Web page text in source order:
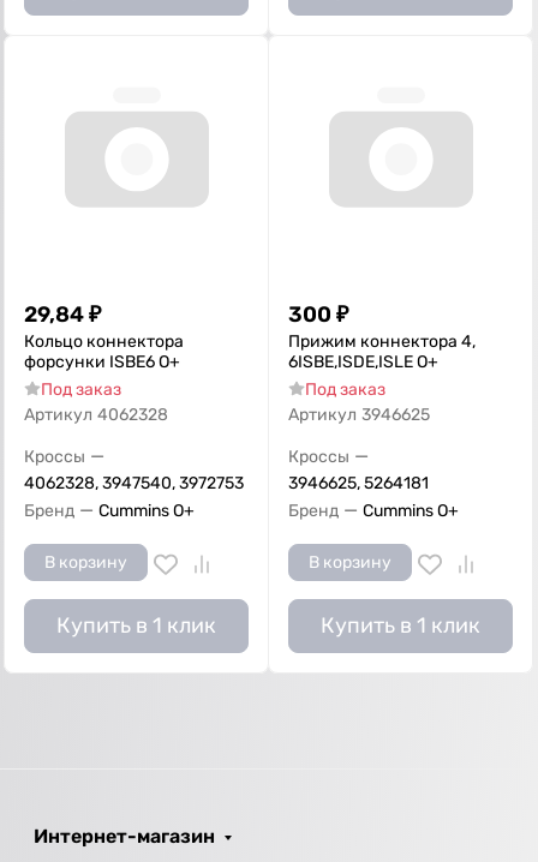
29,84₽
Кольцо коннектора
форсунки ISBE6 О+
Под заказ
Артикул 4062328
Кроссы —
4062328, 3947540, 3972753
Бренд — Cummins O+
В корзину
Купить в 1 клик
300 ₽
Прижим коннектора 4,
6ISBE,ISDE,ISLE О+
Под заказ
Артикул 3946625
Кроссы —
3946625, 5264181
Бренд — Cummins O+
В корзину
Купить в 1 клик
Интернет-магазин